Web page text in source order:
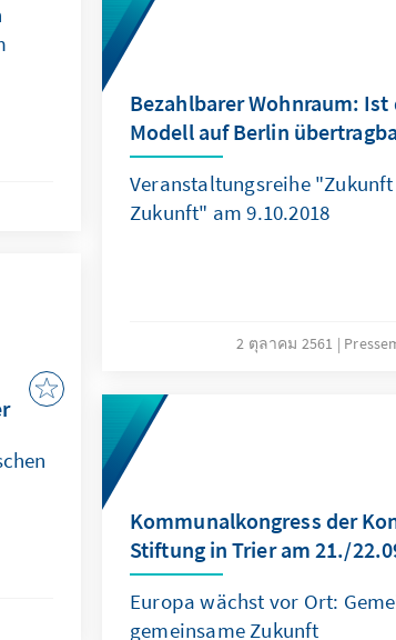
Bezahlbarer Wohnraum: Ist
Modell auf Berlin
Veranstaltungsreihe
Zukunft" am 9.10.2018
2 ตุลาคม 2561
Kommunalkongress der
Stiftung in Trier am 21./
Europa wächst vor Ort:
gemeinsame Zukunft